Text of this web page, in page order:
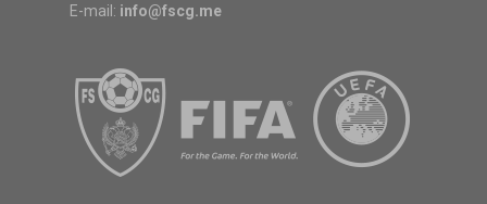
E-mail: info@fscg.me